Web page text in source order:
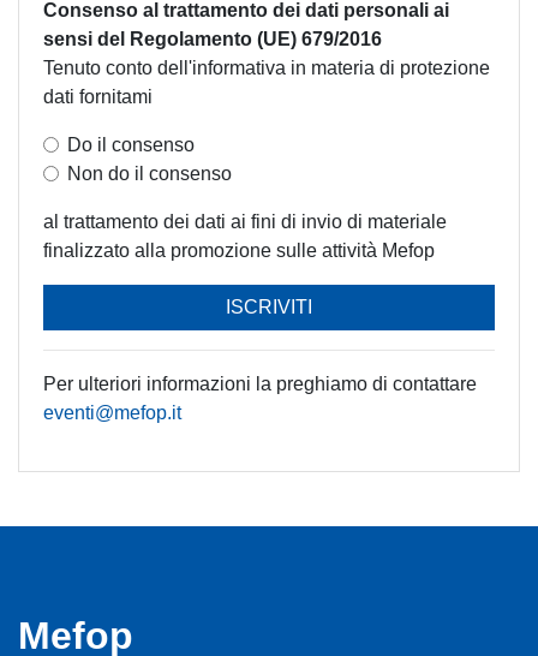
Consenso al trattamento dei dati personali ai
sensi del Regolamento (UE) 679/2016
Tenuto conto dell'informativa in materia di protezione
dati fornitami
Do il consenso
Non do il consenso
al trattamento dei dati ai fini di invio di materiale
finalizzato alla promozione sulle attività Mefop
ISCRIVITI
Per ulteriori informazioni la preghiamo di contattare
eventi@mefop.it
Mefop